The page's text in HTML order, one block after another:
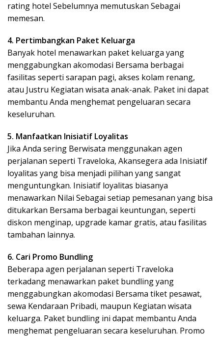
rating hotel Sebelumnya memutuskan Sebagai
memesan.
4. Pertimbangkan Paket Keluarga
Banyak hotel menawarkan paket keluarga yang
menggabungkan akomodasi Bersama berbagai
fasilitas seperti sarapan pagi, akses kolam renang,
atau Justru Kegiatan wisata anak-anak. Paket ini dapat
membantu Anda menghemat pengeluaran secara
keseluruhan.
5. Manfaatkan Inisiatif Loyalitas
Jika Anda sering Berwisata menggunakan agen
perjalanan seperti Traveloka, Akansegera ada Inisiatif
loyalitas yang bisa menjadi pilihan yang sangat
menguntungkan. Inisiatif loyalitas biasanya
menawarkan Nilai Sebagai setiap pemesanan yang bisa
ditukarkan Bersama berbagai keuntungan, seperti
diskon menginap, upgrade kamar gratis, atau fasilitas
tambahan lainnya.
6. Cari Promo Bundling
Beberapa agen perjalanan seperti Traveloka
terkadang menawarkan paket bundling yang
menggabungkan akomodasi Bersama tiket pesawat,
sewa Kendaraan Pribadi, maupun Kegiatan wisata
keluarga. Paket bundling ini dapat membantu Anda
menghemat pengeluaran secara keseluruhan. Promo